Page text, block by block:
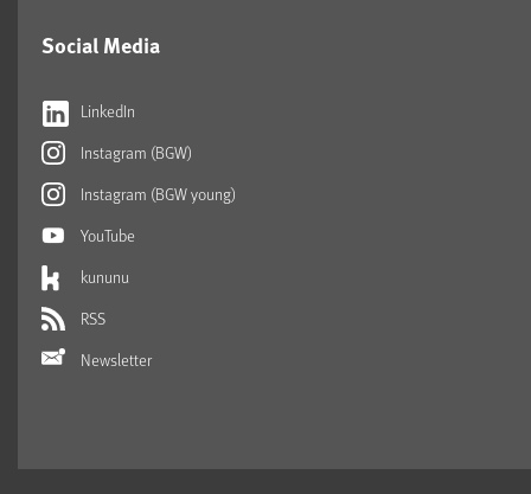
Social Media
LinkedIn
Instagram (BGW)
Instagram (BGW young)
YouTube
kununu
RSS
Newsletter